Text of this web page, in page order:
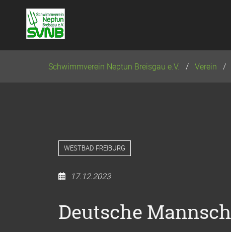
Navigation
überspringen
Schwimmverein Neptun Breisgau e.V. Verein
WESTBAD FREIBURG
17.12.2023
Deutsche